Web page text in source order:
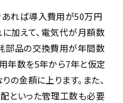
れば導入費用が50万円
加えて、電気代が月額数
部品の交換費用が年間数
年数を5年から7年と仮定
の金額に上ります。また、
といった管理工数も必要